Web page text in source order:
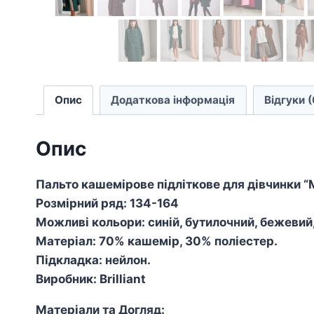
Опис Додаткова інформація Відгуки
Опис
Пальто кашемірове підліткове для дівчинки
Розмірний ряд: 134-164
Можливі кольори: синій, бутилочний,
Матеріал: 70% кашемір, 30% поліестер.
Підкладка: нейлон.
Виробник: Brilliant
Матеріали та Догляд: